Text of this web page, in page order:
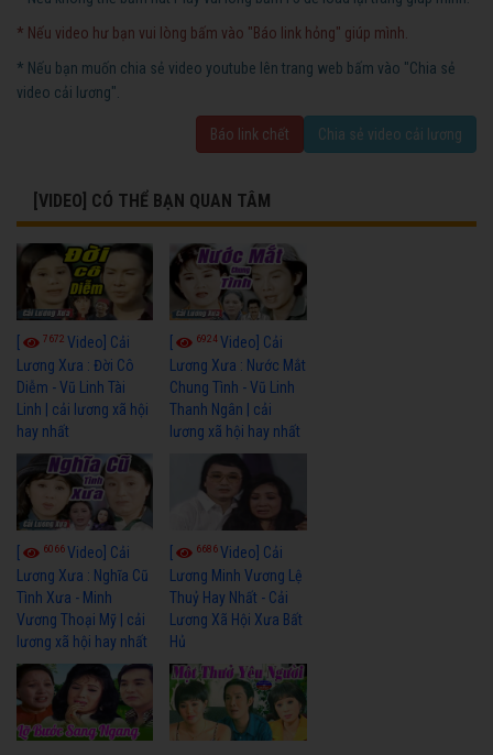
* Nếu video hư bạn vui lòng bấm vào "Báo link hỏng" giúp mình.
* Nếu bạn muốn chia sẻ video youtube lên trang web bấm vào "Chia sẻ
video cải lương".
Báo link chết Chia sẻ video cải lương
[VIDEO] CÓ THỂ BẠN QUAN TÂM
7672 Video] Cải
Lương Xưa : Đời Cô
Diễm - Vũ Linh Tài
Linh | cải lương xã hội
hay nhất
6924Video] Cải
Lương Xưa : Nước Mắt
Chung Tình - Vũ Linh
Thanh Ngân | cải
lương xã hội hay nhất
6066Video] Cải
Lương Xưa : Nghĩa Cũ
Tình Xưa - Minh
Vương Thoại Mỹ | cải
lương xã hội hay nhất
6686Video] Cải
Lương Minh Vương Lệ
Thuỷ Hay Nhất - Cải
Lương Xã Hội Xưa Bất
Hủ